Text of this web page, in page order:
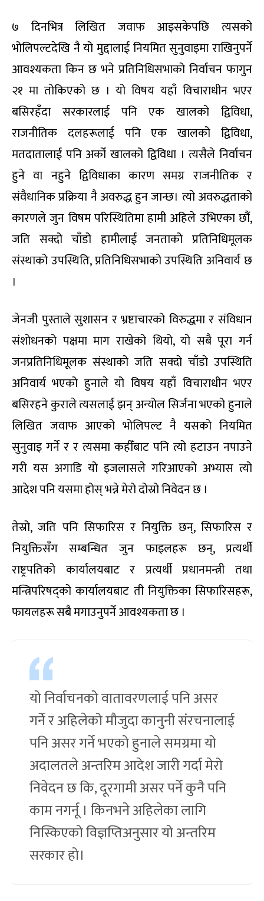
७ दिनभित्र लिखित जवाफ आइसकेपछि त्यसको
भोलिपल्टदेखि नै यो मुद्दालाई नियमित सुनुवाइमा राखिनुपर्ने
आवश्यकता किन छ भने प्रतिनिधिसभाको निर्वाचन फागुन
२१ मा तोकिएको छ । यो विषय यहाँ विचाराधीन भएर
बसिरहँदा सरकारलाई पनि एक खालको द्विविधा,
राजनीतिक दलहरूलाई पनि एक खालको द्विविधा,
मतदातालाई पनि अर्को खालको द्विविधा । त्यसैले निर्वाचन
हुने वा नहुने द्विविधाका कारण समग्र राजनीतिक र
संवैधानिक प्रक्रिया नै अवरुद्ध हुन जान्छ। त्यो अवरुद्धताको
कारणले जुन विषम परिस्थितिमा हामी अहिले उभिएका छौं,
जति सक्दो चाँडो हामीलाई जनताको प्रतिनिधिमूलक
संस्थाको उपस्थिति, प्रतिनिधिसभाको उपस्थिति अनिवार्य छ
।
जेनजी पुस्ताले सुशासन र भ्रष्टाचारको विरुद्धमा र संविधान
संशोधनको पक्षमा माग राखेको थियो, यो सबै पूरा गर्न
जनप्रतिनिधिमूलक संस्थाको जति सक्दो चाँडो उपस्थिति
अनिवार्य भएको हुनाले यो विषय यहाँ विचाराधीन भएर
बसिरहने कुराले त्यसलाई झन् अन्योल सिर्जना भएको हुनाले
लिखित जवाफ आएको भोलिपल्ट नै यसको नियमित
सुनुवाइ गर्ने र र त्यसमा कहीँबाट पनि त्यो हटाउन नपाउने
गरी यस अगाडि यो इजलासले गरिआएको अभ्यास त्यो
आदेश पनि यसमा होस् भन्ने मेरो दोस्रो निवेदन छ ।
तेस्रो, जति पनि सिफारिस र नियुक्ति छन्, सिफारिस र
नियुक्तिसँग सम्बन्धित जुन फाइलहरू छन्, प्रत्यर्थी
राष्ट्रपतिको कार्यालयबाट र प्रत्यर्थी प्रधानमन्त्री तथा
मन्त्रिपरिषद्‌को कार्यालयबाट ती नियुक्तिका सिफारिसहरू,
फायलहरू सबै मगाउनुपर्ने आवश्यकता छ ।
यो निर्वाचनको वातावरणलाई पनि असर
गर्ने र अहिलेको मौजुदा कानुनी संरचनालाई
पनि असर गर्ने भएको हुनाले समग्रमा यो
अदालतले अन्तरिम आदेश जारी गर्दा मेरो
निवेदन छ कि, दूरगामी असर पर्ने कुनै पनि
काम नगर्नू । किनभने अहिलेका लागि
निस्किएको विज्ञप्तिअनुसार यो अन्तरिम
सरकार हो।